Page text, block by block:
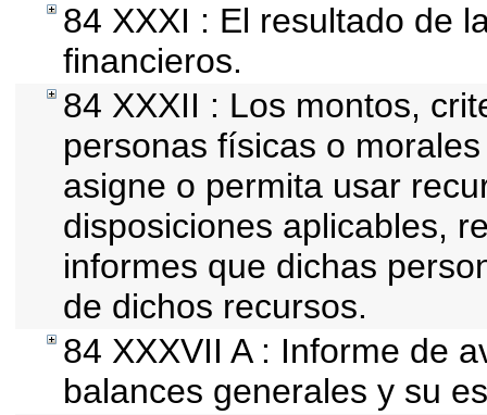
84 XXXI : El resultado de
financieros.
84 XXXII : Los montos,
personas físicas o
asigne o permita usar
disposiciones aplicables,
informes que dichas
de dichos recursos.
84 XXXVII A : Informe de
balances generales y su